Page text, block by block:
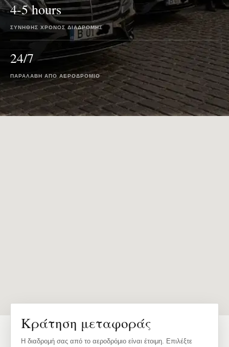
4-5 hours
ΣΥΝΉΘΗΣ ΧΡΌΝΟΣ ΔΙΑΔΡΟΜΉΣ
24/7
ΠΑΡΑΛΑΒΉ ΑΠΌ ΑΕΡΟΔΡΌΜΙΟ
Κράτηση μεταφοράς
Η διαδρομή σας από το αεροδρόμιο είναι έτοιμη. Επιλέξτε